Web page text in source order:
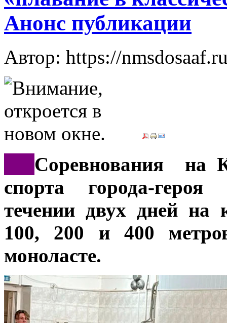
Анонс публикации
Автор: https://
Соревнования на
спорта города-
течении двух дней на
100, 200 и 400
моноласте.